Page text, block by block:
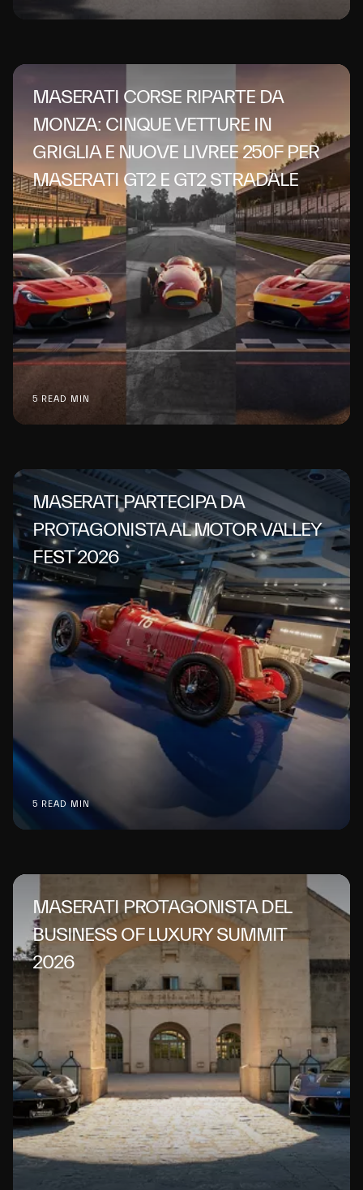
MASERATI CORSE RIPARTE DA
MONZA: CINQUE VETTURE IN
GRIGLIA E NUOVE LIVREE 250F PER
MASERATI GT2 E GT2 STRADALE
5 READ MIN
MASERATI PARTECIPA DA
PROTAGONISTA AL MOTOR VALLEY
FEST 2026
5 READ MIN
MASERATI PROTAGONISTA DEL
BUSINESS OF LUXURY SUMMIT
2026